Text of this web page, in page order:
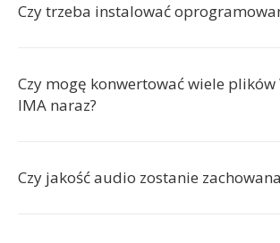
Czy trzeba instalować
Czy mogę konwertować wiele plików
IMA naraz?
Czy jakość audio zostanie